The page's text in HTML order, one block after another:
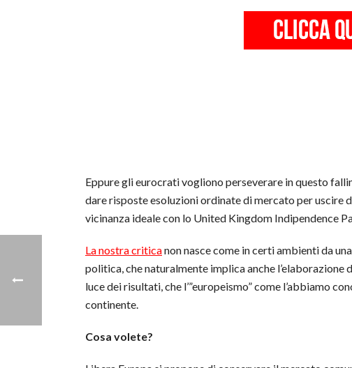
Eppure gli eurocrati vogliono perseverare in questo
dare risposte esoluzioni ordinate di mercato per uscire
vicinanza ideale con lo United Kingdom Indipendence
La nostra criticanon nasce come in certi ambienti da
politica, che naturalmente implica anche
luce dei risultati, che l’”europeismo” come l’abbiamo
continente.
Cosa volete?